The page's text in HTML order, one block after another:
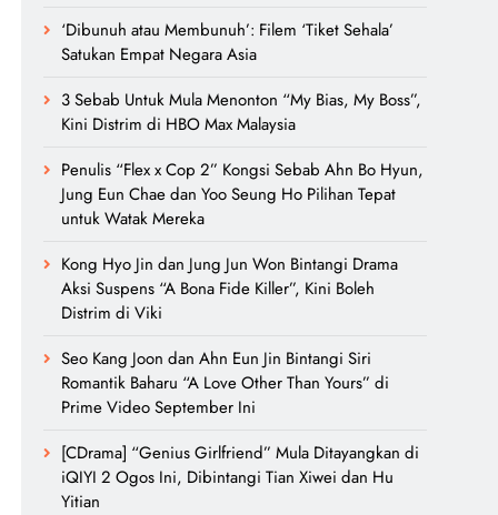
‘Dibunuh atau Membunuh’: Filem ‘Tiket Sehala’
Satukan Empat Negara Asia
3 Sebab Untuk Mula Menonton “My Bias, My Boss”,
Kini Distrim di HBO Max Malaysia
Penulis “Flex x Cop 2” Kongsi Sebab Ahn Bo Hyun,
Jung Eun Chae dan Yoo Seung Ho Pilihan Tepat
untuk Watak Mereka
Kong Hyo Jin dan Jung Jun Won Bintangi Drama
Aksi Suspens “A Bona Fide Killer”, Kini Boleh
Distrim di Viki
Seo Kang Joon dan Ahn Eun Jin Bintangi Siri
Romantik Baharu “A Love Other Than Yours” di
Prime Video September Ini
[CDrama] “Genius Girlfriend” Mula Ditayangkan di
iQIYI 2 Ogos Ini, Dibintangi Tian Xiwei dan Hu
Yitian